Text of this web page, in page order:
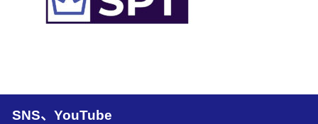
SNS、YouTube